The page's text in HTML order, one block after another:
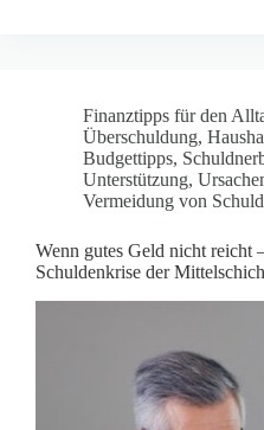
Finanztipps für den
Überschuldung,
Budgettipps,
Unterstützung,
Vermeidung von
Wenn gutes Geld nicht reicht
Schuldenkrise der